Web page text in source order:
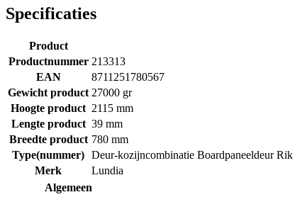
Specificaties
Product
Productnummer 213313
EAN
8711251780567
Gewicht product 27000 gr
Hoogte product 2115 mm
Lengte product 39 mm
Breedte product 780 mm
Type(nummer) Deur-kozijncombinatie Boardpaneeldeur Rik
Merk
Lundia
Algemeen